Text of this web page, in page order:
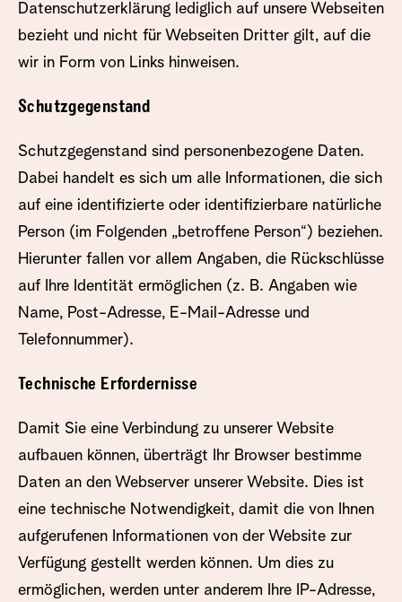
Datenschutzerklärung lediglich auf unsere Webseiten
bezieht und nicht für Webseiten Dritter gilt, auf die
wir in Form von Links hinweisen.
Schutzgegenstand
Schutzgegenstand sind personenbezogene Daten.
Dabei handelt es sich um alle Informationen, die sich
auf eine identifizierte oder identifizierbare natürliche
Person (im Folgenden „betroffene Person“) beziehen.
Hierunter fallen vor allem Angaben, die Rückschlüsse
auf Ihre Identität ermöglichen (z. B. Angaben wie
Name, Post-Adresse, E-Mail-Adresse und
Telefonnummer).
Technische Erfordernisse
Damit Sie eine Verbindung zu unserer Website
aufbauen können, überträgt Ihr Browser bestimme
Daten an den Webserver unserer Website. Dies ist
eine technische Notwendigkeit, damit die von Ihnen
aufgerufenen Informationen von der Website zur
Verfügung gestellt werden können. Um dies zu
ermöglichen, werden unter anderem Ihre IP-Adresse,